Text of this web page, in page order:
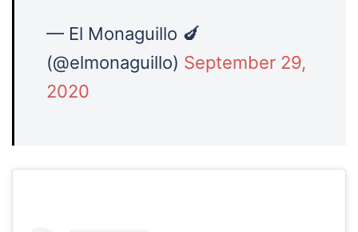
— El Monaguillo 🍆
(@elmonaguillo) September 29,
2020